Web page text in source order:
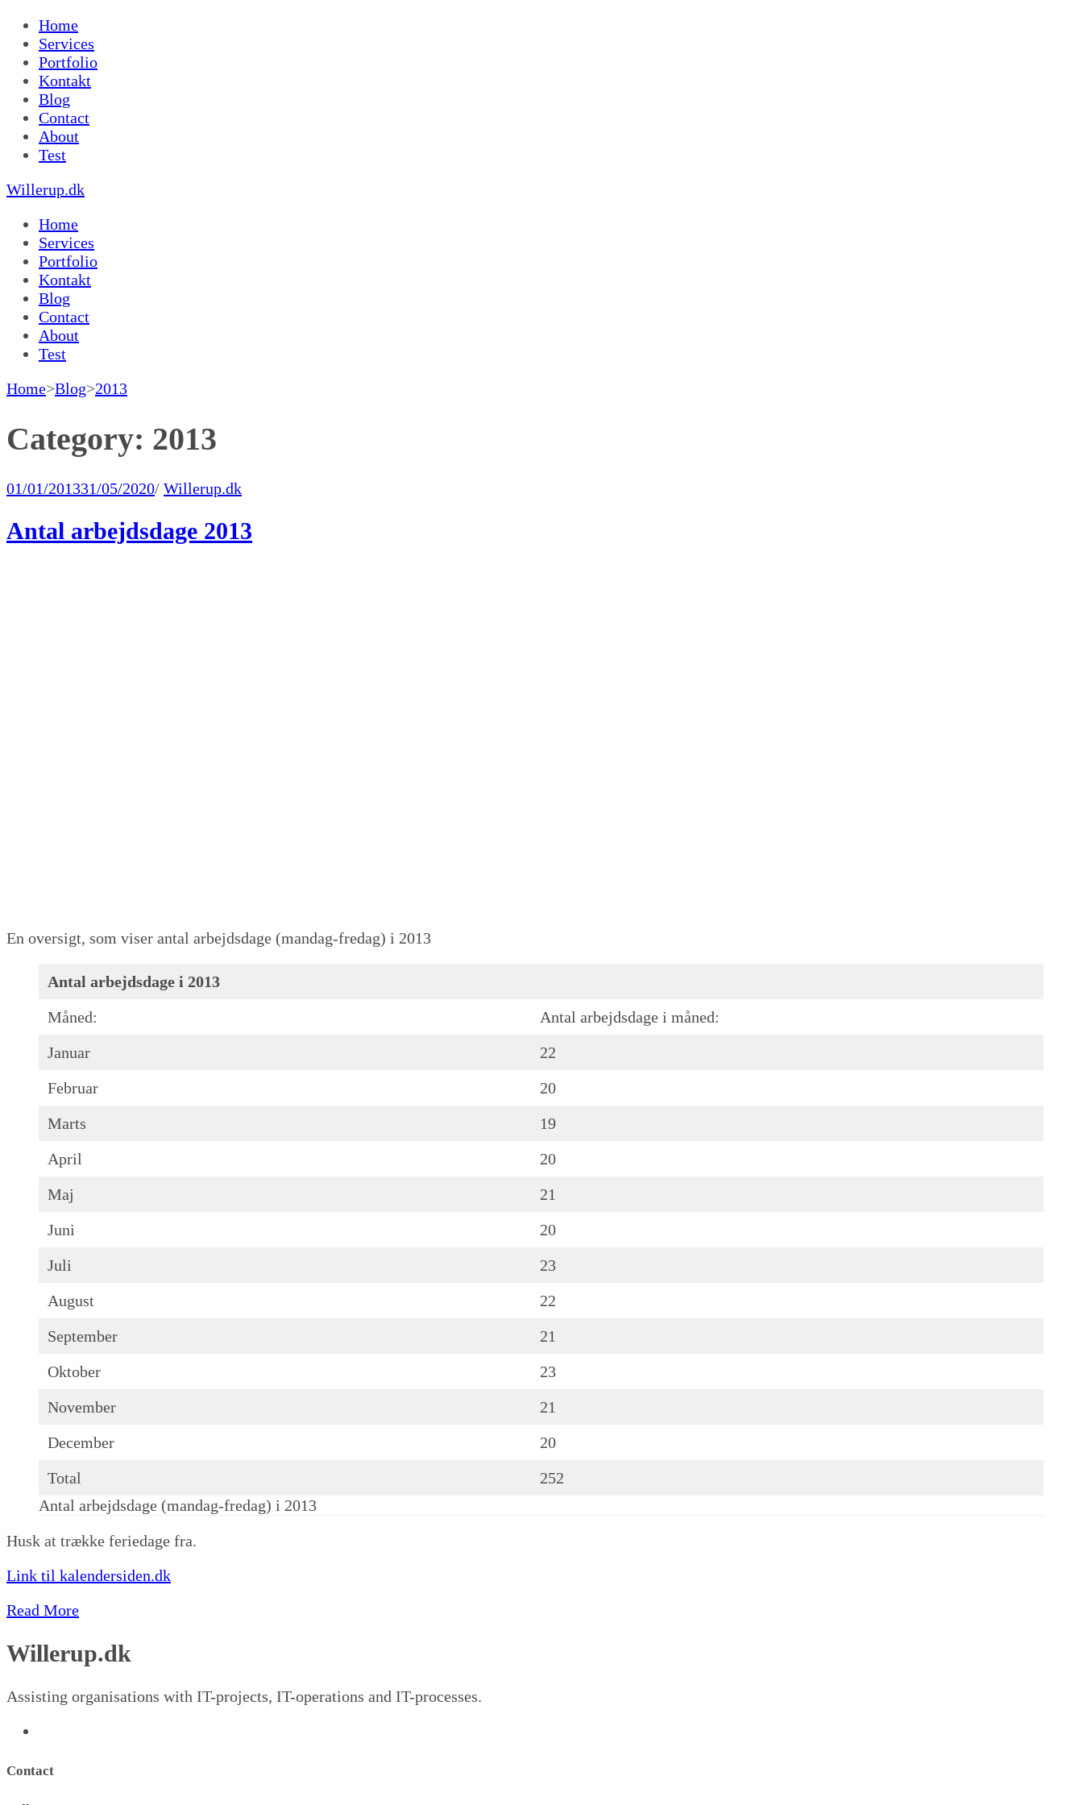
Home
Services
Portfolio
Kontakt
Blog
Contact
About
Test
Willerup.dk
Home
Services
Portfolio
Kontakt
Blog
Contact
About
Test
Home>Blog>2013
Category: 2013
01/01/201331/05/2020/ Willerup.dk
Antal arbejdsdage 2013
En oversigt, som viser antal arbejdsdage (mandag-fredag) i 2013
Antal arbejdsdage i 2013
Måned:
Antal arbejdsdage i måned:
Januar
22
Februar
20
Marts
19
April
20
Maj
21
Juni
20
Juli
23
August
22
September
21
Oktober
23
November
21
December
20
Total
252
Antal arbejdsdage (mandag-fredag) i 2013
Husk at trække feriedage fra.
Link til kalendersiden.dk
Read More
Willerup.dk
Assisting organisations with IT-projects, IT-operations and IT-processes.
Contact